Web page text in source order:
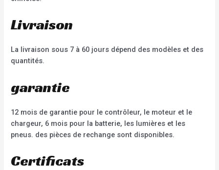
Livraison
La livraison sous 7 à 60 jours dépend des modèles et des
quantités.
garantie
12 mois de garantie pour le contrôleur, le moteur et le
chargeur, 6 mois pour la batterie, les lumières et les
pneus. des pièces de rechange sont disponibles.
Certificats